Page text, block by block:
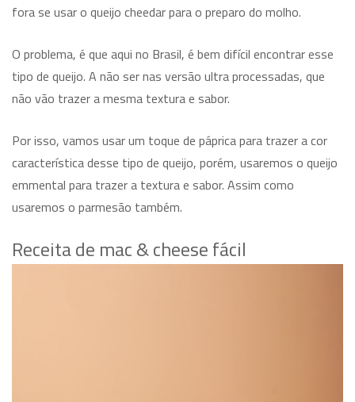
fora se usar o queijo cheedar para o preparo do molho.
O problema, é que aqui no Brasil, é bem difícil encontrar esse
tipo de queijo. A não ser nas versão ultra processadas, que
não vão trazer a mesma textura e sabor.
Por isso, vamos usar um toque de páprica para trazer a cor
característica desse tipo de queijo, porém, usaremos o queijo
emmental para trazer a textura e sabor. Assim como
usaremos o parmesão também.
Receita de mac & cheese fácil